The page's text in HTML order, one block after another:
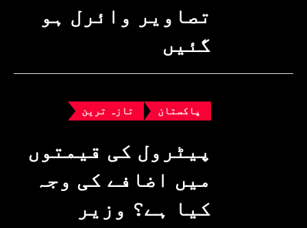
تصاویر وائرل ہو
گئیں
پاکستان تازہ ترین
پیٹرول کی قیمتوں
میں اضافے کی وجہ
کیا ہے؟ وزیرِ